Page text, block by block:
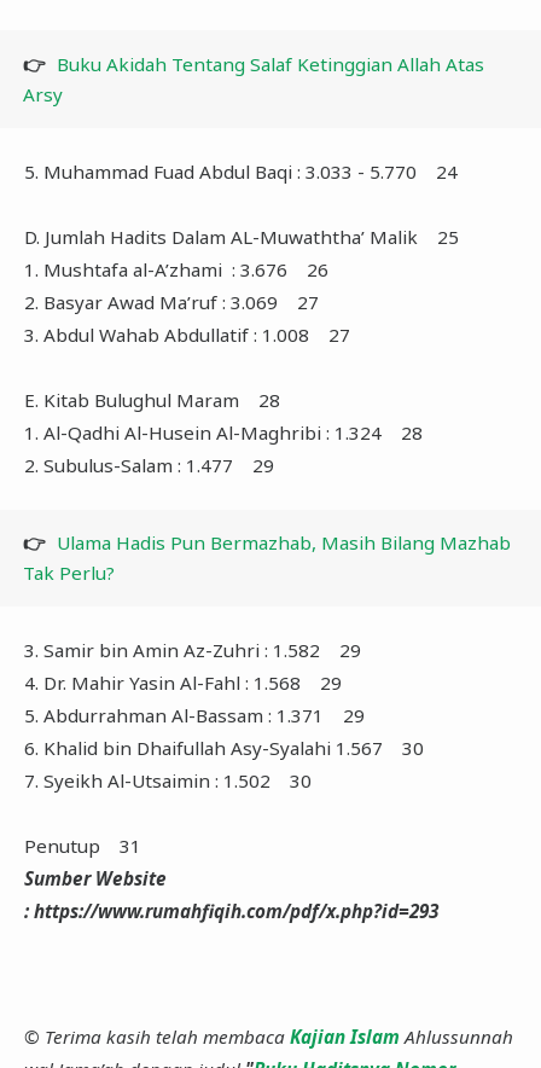
👉 Buku Akidah Tentang Salaf Ketinggian Allah Atas
Arsy
5. Muhammad Fuad Abdul Baqi : 3.033 - 5.770 24
D. Jumlah Hadits Dalam AL-Muwaththa’ Malik 25
1. Mushtafa al-A’zhami : 3.676 26
2. Basyar Awad Ma’ruf : 3.069 27
3. Abdul Wahab Abdullatif : 1.008 27
E. Kitab Bulughul Maram 28
1. Al-Qadhi Al-Husein Al-Maghribi : 1.324 28
2. Subulus-Salam : 1.477 29
👉 Ulama Hadis Pun Bermazhab, Masih Bilang Mazhab
Tak Perlu?
3. Samir bin Amin Az-Zuhri : 1.582 29
4. Dr. Mahir Yasin Al-Fahl : 1.568 29
5. Abdurrahman Al-Bassam : 1.371 29
6. Khalid bin Dhaifullah Asy-Syalahi 1.567 30
7. Syeikh Al-Utsaimin : 1.502 30
Penutup 31
Sumber Website
: https://www.rumahfiqih.com/pdf/x.php?id=293
© Terima kasih telah membaca Kajian Islam Ahlussunnah